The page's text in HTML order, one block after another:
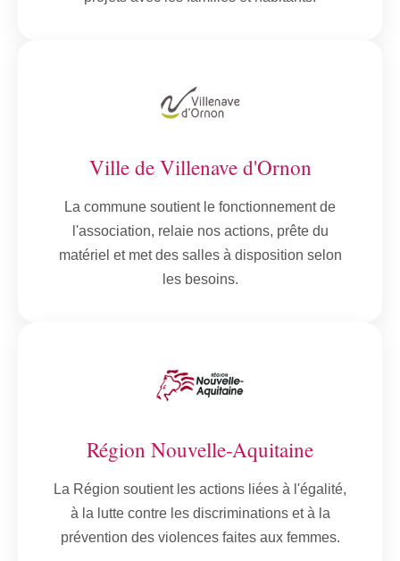
Ville de Villenave d'Ornon
La commune soutient le fonctionnement de
l'association, relaie nos actions, prête du
matériel et met des salles à disposition selon
les besoins.
Région Nouvelle-Aquitaine
La Région soutient les actions liées à l'égalité,
à la lutte contre les discriminations et à la
prévention des violences faites aux femmes.